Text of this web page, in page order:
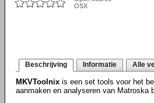
OSX
Beschrijving Informatie Alle
MKVToolnix is een set tools voor het
aanmaken en analyseren van Matroska